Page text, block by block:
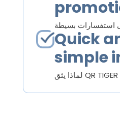
استفسارات بسيطة
Quick
simple